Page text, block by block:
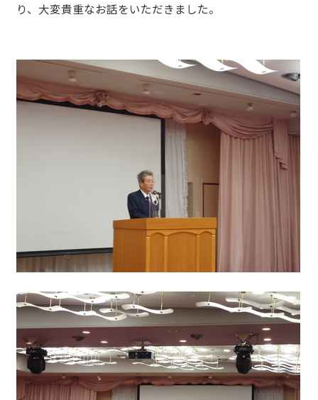
り、大変貴重なお話をいただきました。